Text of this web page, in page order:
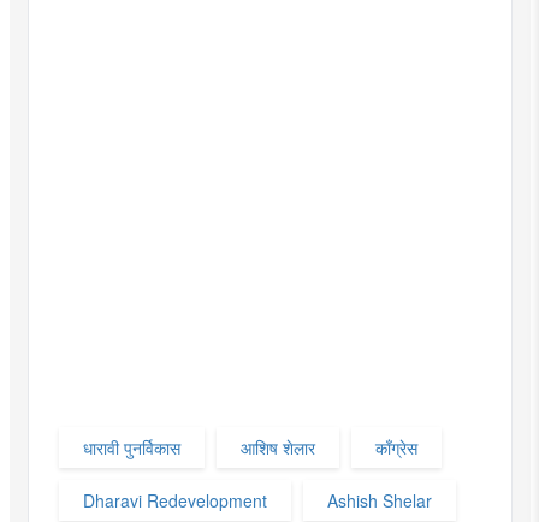
धारावी पुनर्विकास आशिष शेलार काँग्रेस
Dharavi Redevelopment Ashish Shelar